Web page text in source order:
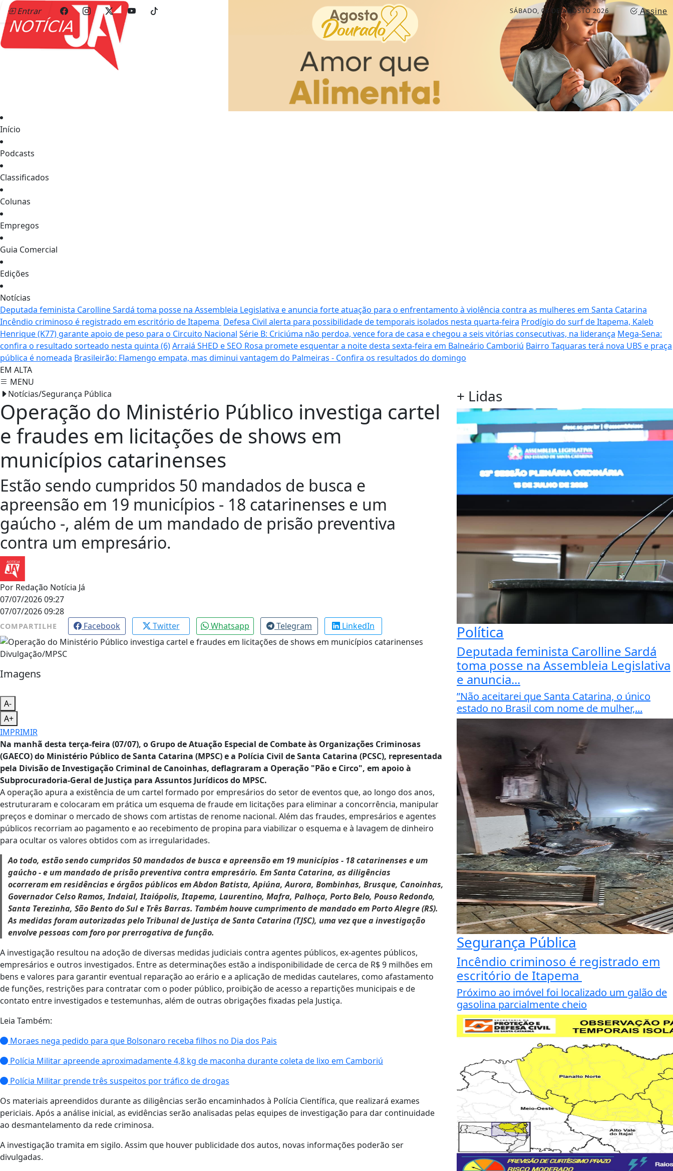
Entrar Assine
SÁBADO, 08 DE AGOSTO 2026
Início
Podcasts
Classificados
Colunas
Empregos
Guia Comercial
Edições
Notícias
Deputada feminista Carolline Sardá toma posse na Assembleia Legislativa e anuncia forte atuação para o enfrentamento à violência contra as mulheres em Santa Catarina
Incêndio criminoso é registrado em escritório de Itapema Defesa Civil alerta para possibilidade de temporais isolados nesta quarta-feira Prodígio do surf de Itapema, Kaleb
Henrique (K77) garante apoio de peso para o Circuito Nacional Série B: Criciúma não perdoa, vence fora de casa e chegou a seis vitórias consecutivas, na liderança Mega-Sena:
confira o resultado sorteado nesta quinta (6)Arraiá SHED e SEO Rosa promete esquentar a noite desta sexta-feira em Balneário Camboriú Bairro Taquaras terá nova UBS e praça
pública é nomeada Brasileirão: Flamengo empata, mas diminui vantagem do Palmeiras - Confira os resultados do domingo
EM ALTA
MENU
Notícias/Segurança Pública
Operação do Ministério Público investiga cartel
e fraudes em licitações de shows em
municípios catarinenses
Estão sendo cumpridos 50 mandados de busca e
apreensão em 19 municípios - 18 catarinenses e um
gaúcho -, além de um mandado de prisão preventiva
contra um empresário.
Por Redação Notícia Já
07/07/2026 09:27
07/07/2026 09:28
COMPARTILHE Facebook Twitter Whatsapp Telegram LinkedIn
Divulgação/MPSC
Imagens
A-
A+
IMPRIMIR
Na manhã desta terça-feira (07/07), o Grupo de Atuação Especial de Combate às Organizações Criminosas
(GAECO) do Ministério Público de Santa Catarina (MPSC) e a Polícia Civil de Santa Catarina (PCSC), representada
pela Divisão de Investigação Criminal de Canoinhas, deflagraram a Operação "Pão e Circo", em apoio à
Subprocuradoria-Geral de Justiça para Assuntos Jurídicos do MPSC.
A operação apura a existência de um cartel formado por empresários do setor de eventos que, ao longo dos anos,
estruturaram e colocaram em prática um esquema de fraude em licitações para eliminar a concorrência, manipular
preços e dominar o mercado de shows com artistas de renome nacional. Além das fraudes, empresários e agentes
públicos recorriam ao pagamento e ao recebimento de propina para viabilizar o esquema e à lavagem de dinheiro
para ocultar os valores obtidos com as irregularidades.
Ao todo, estão sendo cumpridos 50 mandados de busca e apreensão em 19 municípios - 18 catarinenses e um
gaúcho - e um mandado de prisão preventiva contra empresário. Em Santa Catarina, as diligências
ocorreram em residências e órgãos públicos em Abdon Batista, Apiúna, Aurora, Bombinhas, Brusque, Canoinhas,
Governador Celso Ramos, Indaial, Itaiópolis, Itapema, Laurentino, Mafra, Palhoça, Porto Belo, Pouso Redondo,
Santa Terezinha, São Bento do Sul e Três Barras. Também houve cumprimento de mandado em Porto Alegre (RS).
As medidas foram autorizadas pelo Tribunal de Justiça de Santa Catarina (TJSC), uma vez que a investigação
envolve pessoas com foro por prerrogativa de função.
A investigação resultou na adoção de diversas medidas judiciais contra agentes públicos, ex-agentes públicos,
empresários e outros investigados. Entre as determinações estão a indisponibilidade de cerca de R$ 9 milhões em
bens e valores para garantir eventual reparação ao erário e a aplicação de medidas cautelares, como afastamento
de funções, restrições para contratar com o poder público, proibição de acesso a repartições municipais e de
contato entre investigados e testemunhas, além de outras obrigações fixadas pela Justiça.
Leia Também:
Moraes nega pedido para que Bolsonaro receba filhos no Dia dos Pais
Polícia Militar apreende aproximadamente 4,8 kg de maconha durante coleta de lixo em Camboriú
Polícia Militar prende três suspeitos por tráfico de drogas
Os materiais apreendidos durante as diligências serão encaminhados à Polícia Científica, que realizará exames
periciais. Após a análise inicial, as evidências serão analisadas pelas equipes de investigação para dar continuidade
ao desmantelamento da rede criminosa.
A investigação tramita em sigilo. Assim que houver publicidade dos autos, novas informações poderão ser
divulgadas.
+ Lidas
Política
Deputada feminista Carolline Sardá
toma posse na Assembleia Legislativa
e anuncia...
”Não aceitarei que Santa Catarina, o único
estado no Brasil com nome de mulher,...
Segurança Pública
Incêndio criminoso é registrado em
escritório de Itapema
Próximo ao imóvel foi localizado um galão de
gasolina parcialmente cheio